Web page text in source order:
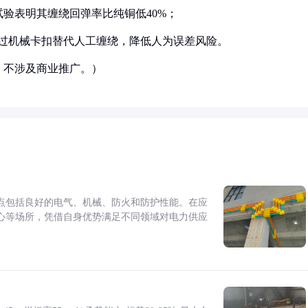
表明其缠绕回弹率比纯铜低40%；
机械卡扣替代人工缠绕，降低人为误差风险。
涉及商业推广。）
括良好的电气、机械、防火和防护性能。在应
场所，凭借自身优势满足不同领域对电力供应